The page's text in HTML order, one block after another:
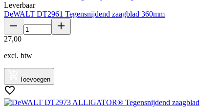
Leverbaar
DeWALT DT2961 Tegensnijdend zaagblad 360mm
27,00
excl. btw
Toevoegen